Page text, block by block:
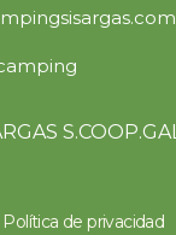
Política de privacidad